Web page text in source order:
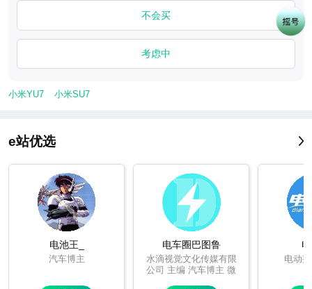
不会买
考虑中
小米YU7 小米SU7
e站优选
电池王_
汽车博主
电车圈巴图鲁
水滴视觉文化传媒有限
公司 主编 汽车博主 微
电动